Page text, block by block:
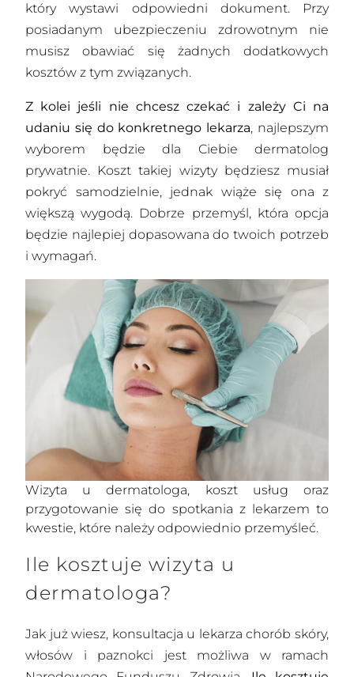
który wystawi odpowiedni dokument. Przy
posiadanym ubezpieczeniu zdrowotnym nie
musisz obawiać się żadnych dodatkowych
kosztów z tym związanych.
Z kolei jeśli nie chcesz czekać i zależy Ci na
udaniu się do konkretnego lekarza, najlepszym
wyborem będzie dla Ciebie dermatolog
prywatnie. Koszt takiej wizyty będziesz musiał
pokryć samodzielnie, jednak wiąże się ona z
większą wygodą. Dobrze przemyśl, która opcja
będzie najlepiej dopasowana do twoich potrzeb
i wymagań.
Wizyta u dermatologa, koszt usług oraz
przygotowanie się do spotkania z lekarzem to
kwestie, które należy odpowiednio przemyśleć.
Ile kosztuje wizyta u
dermatologa?
Jak już wiesz, konsultacja u lekarza chorób skóry,
włosów i paznokci jest możliwa w ramach